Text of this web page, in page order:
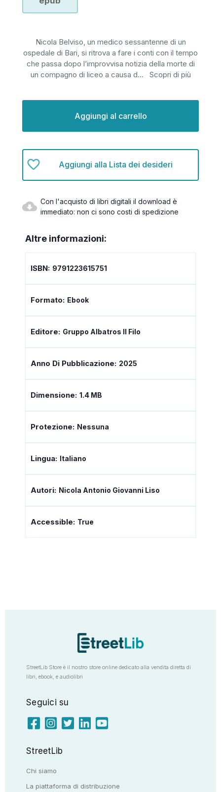
Nicola Belviso, un medico sessantenne di un
ospedale di Bari, si ritrova a fare i conti con il tempo
che passa dopo l’improvvisa notizia della morte di
un compagno di liceo a causa d... Scopri di più
Aggiungi alla Lista dei desideri
Con l'acquisto di libri digitali il download è
immediato: non ci sono costi di spedizione
Altre informazioni:
ISBN: 9791223615751
Formato: Ebook
Editore: Gruppo Albatros Il Filo
Anno Di Pubblicazione: 2025
Dimensione: 1.4 MB
Protezione: Nessuna
Lingua: Italiano
Autori: Nicola Antonio Giovanni Liso
Accessible: True
StreetLib Store è il nostro store online dedicato alla vendita diretta di
libri, ebook, e audiolibri
Seguici su
StreetLib
Chi siamo
La piattaforma di distribuzione